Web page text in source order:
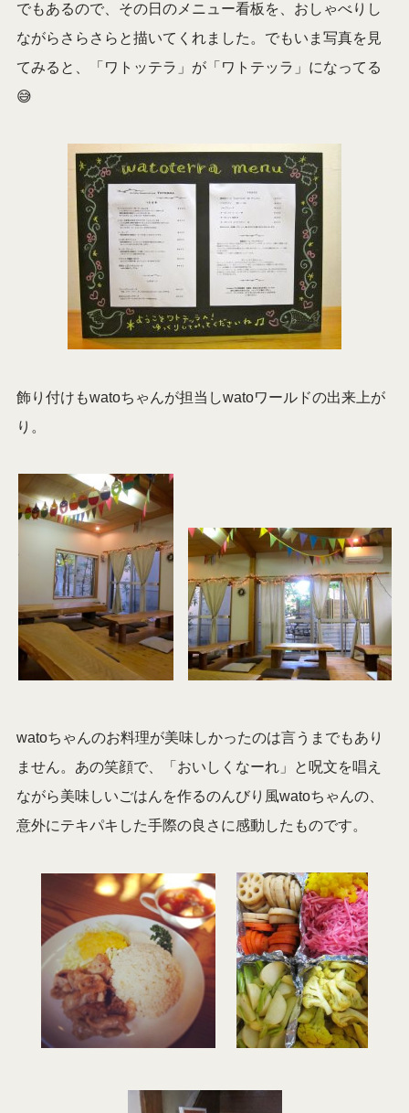
でもあるので、その日のメニュー看板を、おしゃべりし
ながらさらさらと描いてくれました。でもいま写真を見
てみると、「ワトッテラ」が「ワトテッラ」になってる
😅
飾り付けもwatoちゃんが担当しwatoワールドの出来上が
り。
watoちゃんのお料理が美味しかったのは言うまでもあり
ません。あの笑顔で、「おいしくなーれ」と呪文を唱え
ながら美味しいごはんを作るのんびり風watoちゃんの、
意外にテキパキした手際の良さに感動したものです。